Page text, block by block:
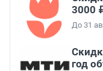
3000
До 31
год